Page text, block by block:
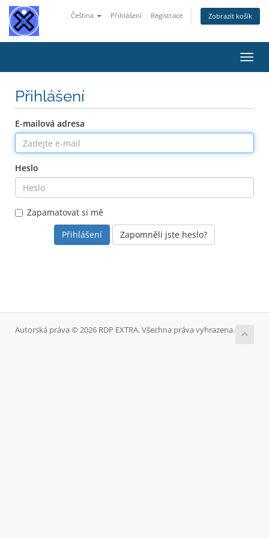
Čeština Přihlášení Registrace Zobrazit košík
Přihlášení
E-mailová adresa
Heslo
Zapamatovat si mě
Zapomněli jste heslo?
Autorská práva © 2026 RDP EXTRA. Všechna práva vyhrazena.